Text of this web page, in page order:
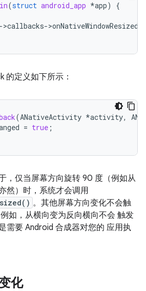
(struct android_app *app)
{
->callbacks->onNativeWindowResized
的定义如下所示：
(ANativeActivity *activity,
= true ;
，仅当屏幕方向旋转 90 度（例如从
然）时，系统才会调用
。其他屏幕方向变化不会触
如，从横向变为反向横向不会 触发
需要 Android 合成器对您的 应用执
化